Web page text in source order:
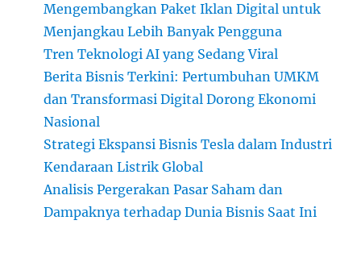
Mengembangkan Paket Iklan Digital untuk
Menjangkau Lebih Banyak Pengguna
Tren Teknologi AI yang Sedang Viral
Berita Bisnis Terkini: Pertumbuhan UMKM
dan Transformasi Digital Dorong Ekonomi
Nasional
Strategi Ekspansi Bisnis Tesla dalam Industri
Kendaraan Listrik Global
Analisis Pergerakan Pasar Saham dan
Dampaknya terhadap Dunia Bisnis Saat Ini